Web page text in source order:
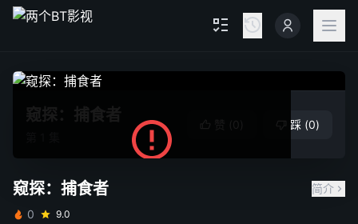
解析服务暂时不可用，请稍后重试
踩 (0)
窥探：捕食者
简介
0
9.0